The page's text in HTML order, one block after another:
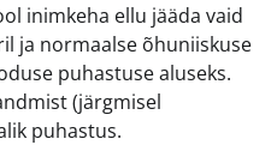
inimkeha ellu jääda vaid
ja normaalse õhuniiskuse
puhastuse aluseks.
(järgmisel
puhastus.